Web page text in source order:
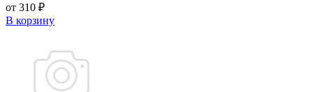
от 310 ₽
В корзину